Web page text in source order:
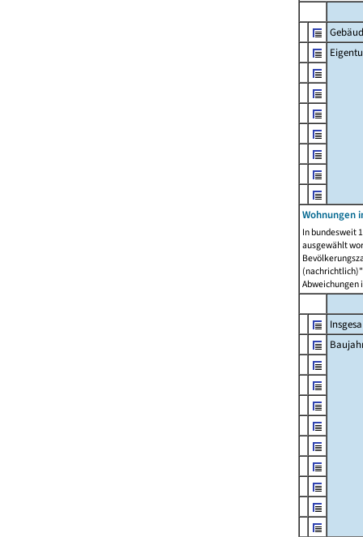
Wohnungen
In bundesweit
ausgewählt
Abweichungen